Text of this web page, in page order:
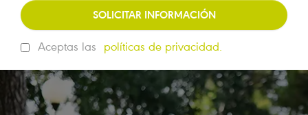
SOLICITAR INFORMACIÓN
Aceptas las políticas de privacidad.